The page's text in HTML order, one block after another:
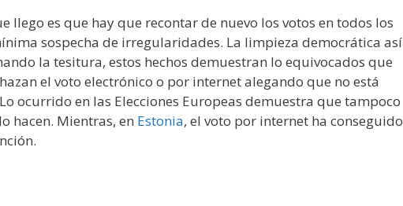
llego es que hay que recontar de nuevo los votos en todos los
sospecha de irregularidades. La limpieza democrática así
la tesitura, estos hechos demuestran lo equivocados que
el voto electrónico o por internet alegando que no está
ocurrido en las Elecciones Europeas demuestra que tampoco
hacen. Mientras, en Estonia, el voto por internet ha conseguido